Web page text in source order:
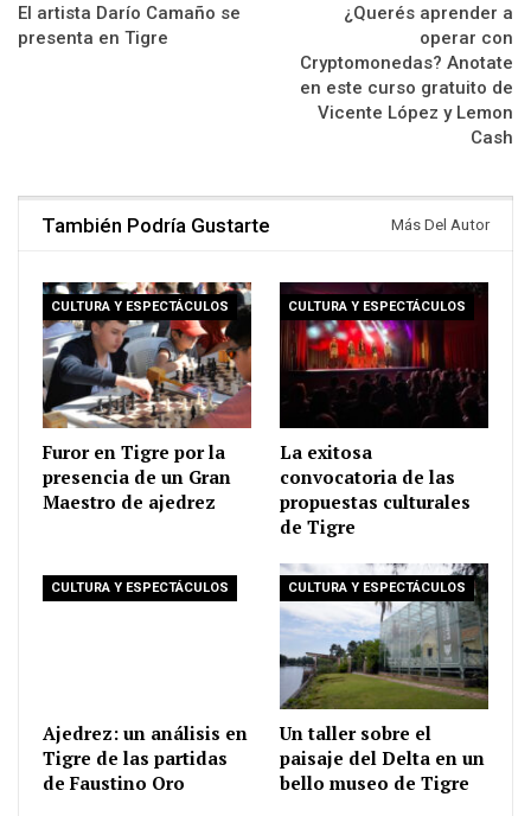
El artista Darío Camaño se
presenta en Tigre
¿Querés aprender a
operar con
Cryptomonedas? Anotate
en este curso gratuito de
Vicente López y Lemon
Cash
También Podría Gustarte Más Del Autor
CULTURA Y ESPECTÁCULOS
Furor en Tigre por la
presencia de un Gran
Maestro de ajedrez
CULTURA Y ESPECTÁCULOS
La exitosa
convocatoria de las
propuestas culturales
de Tigre
CULTURA Y ESPECTÁCULOS
Ajedrez: un análisis en
Tigre de las partidas
de Faustino Oro
CULTURA Y ESPECTÁCULOS
Un taller sobre el
paisaje del Delta en un
bello museo de Tigre